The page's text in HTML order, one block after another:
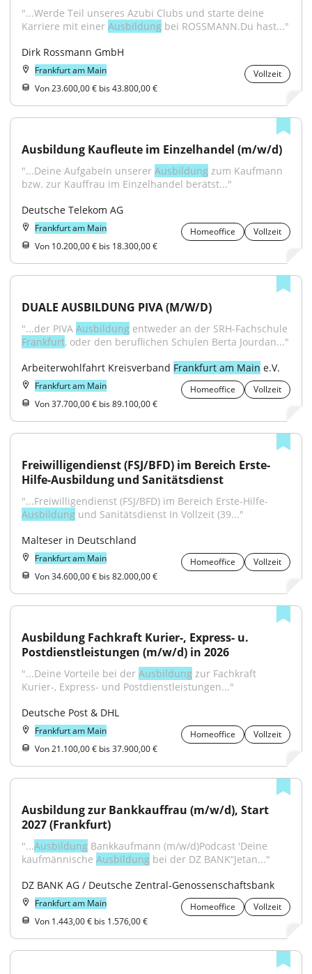
"...Werde Teil unseres Azubi Clubs und starte deine
Karriere mit einer Ausbildung bei ROSSMANN.Du hast..."
Dirk Rossmann GmbH
Frankfurt am Main
Vollzeit
Von 23.600,00 € bis 43.800,00 €
Ausbildung Kaufleute im Einzelhandel (m/w/d)
"...Deine AufgabeIn unserer Ausbildung zum Kaufmann
bzw. zur Kauffrau im Einzelhandel berätst..."
Deutsche Telekom AG
Frankfurt am Main Homeoffice
Vollzeit
Von 10.200,00 € bis 18.300,00 €
DUALE AUSBILDUNG PIVA (M/W/D)
"...der PIVA Ausbildung
Frankfurt, oder den beruflichen Schulen Berta Jourdan..."
Arbeiterwohlfahrt Kreisverband Frankfurt am Main e.V.
Frankfurt am Main Homeoffice
Vollzeit
Von 37.700,00 € bis 89.100,00 €
Freiwilligendienst (FSJ/BFD) im Bereich Erste-
Hilfe-Ausbildung und Sanitätsdienst
"...Freiwilligendienst (FSJ/BFD) im Bereich Erste-Hilfe-
Ausbildung und Sanitätsdienst In Vollzeit (39..."
Malteser in Deutschland
Frankfurt am Main Homeoffice
Vollzeit
Von 34.600,00 € bis 82.000,00 €
Ausbildung Fachkraft Kurier-, Express- u.
Postdienstleistungen (m/w/d) in 2026
"...Deine Vorteile bei der Ausbildung zur Fachkraft
Kurier-, Express- und Postdienstleistungen..."
Deutsche Post & DHL
Frankfurt am Main Homeoffice
Vollzeit
Von 21.100,00 € bis 37.900,00 €
Ausbildung zur Bankkauffrau (m/w/d), Start
2027 (Frankfurt)
"...Ausbildung Bankkaufmann (m/w/d)Podcast 'Deine
kaufmännische Ausbildung bei der DZ BANK“Jetan..."
DZ BANK AG / Deutsche Zentral-Genossenschaftsbank
Frankfurt am Main Homeoffice
Vollzeit
Von 1.443,00 € bis 1.576,00 €